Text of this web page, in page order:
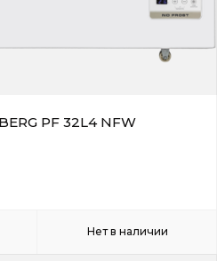
PF 32L4 NFW
Нет в наличии